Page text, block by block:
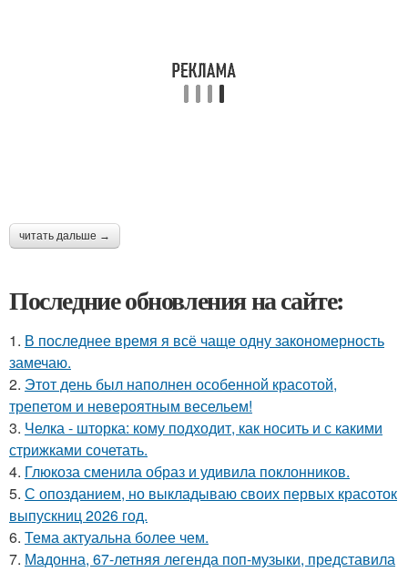
читать дальше →
Последние обновления на сайте:
1. В последнее время я всё чаще одну закономерность
замечаю.
2. Этот день был наполнен особенной красотой,
трепетом и невероятным весельем!
3. Челка - шторка: кому подходит, как носить и с какими
стрижками сочетать.
4. Глюкоза сменила образ и удивила поклонников.
5. С опозданием, но выкладываю своих первых красоток
выпускниц 2026 год.
6. Тема актуальна более чем.
7. Мадонна, 67-летняя легенда поп-музыки, представила